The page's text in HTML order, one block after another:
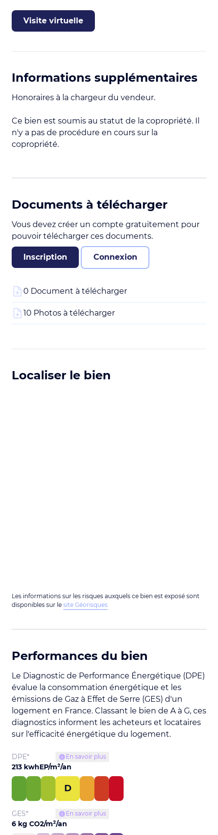
Visite virtuelle
Informations supplémentaires
Honoraires à la chargeur du vendeur.
Ce bien est soumis au statut de la copropriété. Il
n'y a pas de procédure en cours sur la
copropriété.
Documents à télécharger
Vous devez créer un compte gratuitement pour
pouvoir télécharger ces documents.
Inscription Connexion
0 Document à télécharger
10 Photos à télécharger
Localiser le bien
Les informations sur les risques auxquels ce bien est exposé sont
disponibles sur le site Géorisques
Performances du bien
Le Diagnostic de Performance Énergétique (DPE)
évalue la consommation énergétique et les
émissions de Gaz à Effet de Serre (GES) d'un
logement en France. Classant le bien de A à G, ces
diagnostics informent les acheteurs et locataires
sur l'efficacité énergétique du logement.
DPE* En savoir plus
213 kwhEP/m²/an
D
GES* En savoir plus
6 kg CO2/m²/an